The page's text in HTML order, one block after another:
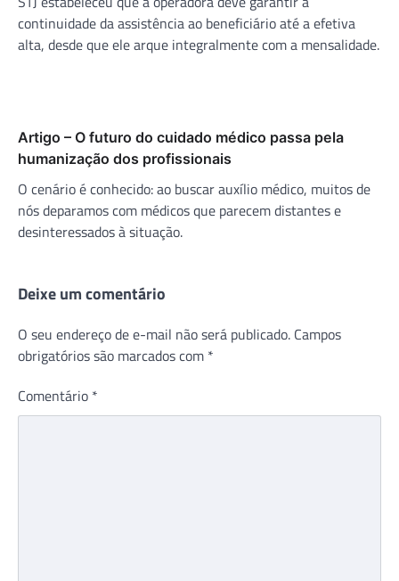
continuidade da assistência ao beneficiário até a efetiva
alta, desde que ele arque integralmente com a mensalidade.
Artigo – O futuro do cuidado médico passa pela
humanização dos profissionais
O cenário é conhecido: ao buscar auxílio médico, muitos de
nós deparamos com médicos que parecem distantes e
desinteressados à situação.
Deixe um comentário
O seu endereço de e-mail não será publicado. Campos
obrigatórios são marcados com *
Comentário *